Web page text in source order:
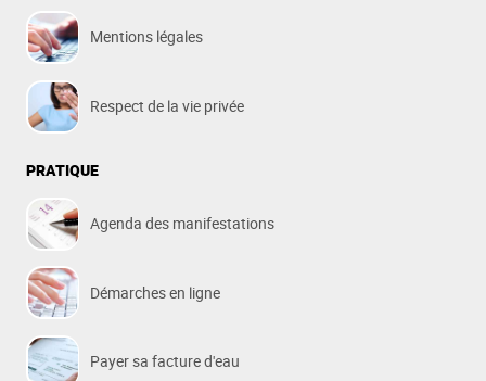
Mentions légales
Respect de la vie privée
PRATIQUE
Agenda des manifestations
Démarches en ligne
Payer sa facture d'eau